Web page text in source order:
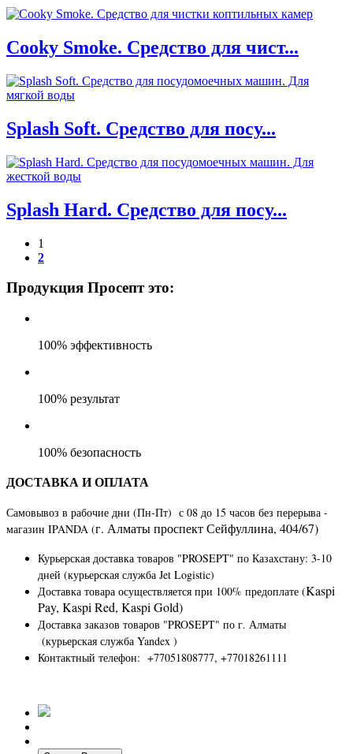
Cooky Smoke. Средство для чист...
Splash Soft. Средство для посу...
Splash Hard. Средство для посу...
1
2
Продукция Просепт это:
100% эффективность
100% результат
100% безопасность
ДОСТАВКА И ОПЛАТА
Самовывоз в рабочие дни (Пн-Пт) с 08 до 15 часов без перерыва -
магазин IPANDA (г. Алматы​ ​проспект Сейфуллина, 404/67)
Курьерская доставка товаров "PROSEPT" по Казахстану: 3-10
дней (курьерская служба Jet Logistic)
Доставка товара осуществляется при 100% предоплате (Kaspi
Pay, Kaspi Red, Kaspi Gold)
Доставка заказов товаров "PROSEPT" по г. Алматы
(курьерская служба Yandex )
Контактный телефон: +77051808777, +77018261111